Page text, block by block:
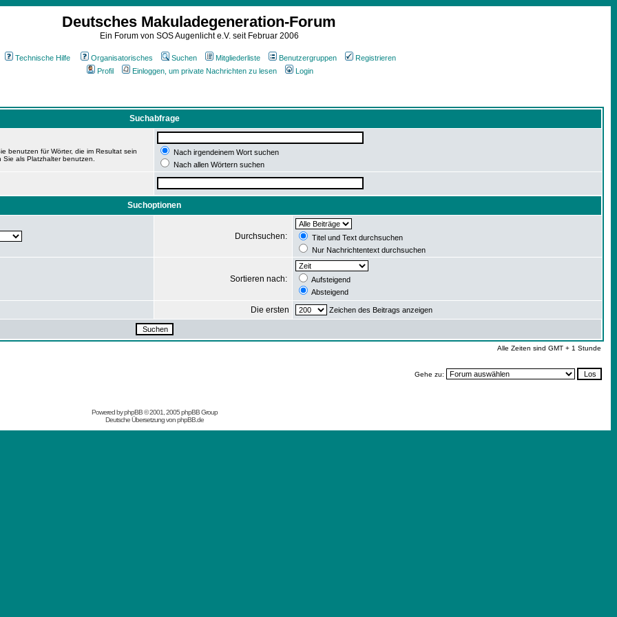
Deutsches Makuladegeneration-Forum
Ein Forum von SOS Augenlicht e.V. seit Februar 2006
Technische Hilfe Organisatorisches Suchen Mitgliederliste Benutzergruppen
Registrieren
Profil
Einloggen, um private Nachrichten zu lesen Login
Suchabfrage
benutzen für Wörter, die im Resultat sein
als Platzhalter benutzen.
Nach irgendeinem Wort suchen
Nach allen Wörtern suchen
Suchoptionen
Durchsuchen:
Titel und Text durchsuchen
Nur Nachrichtentext durchsuchen
Sortieren nach:
Aufsteigend
Absteigend
Die ersten Zeichen des Beitrags anzeigen
Alle Zeiten sind GMT + 1 Stunde
Gehe zu:
Powered byphpBB© 2001, 2005 phpBB Group
Deutsche Übersetzung vonphpBB.de